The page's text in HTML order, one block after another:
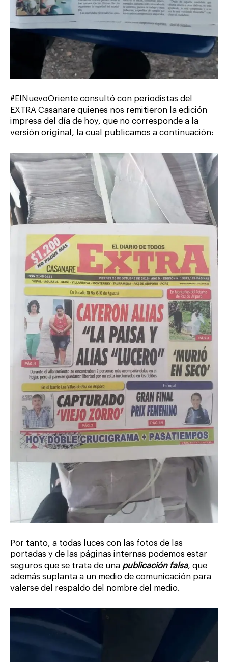
#ElNuevoOriente consultó con periodistas del
EXTRA Casanare quienes nos remitieron la edición
impresa del día de hoy, que no corresponde a la
versión original, la cual publicamos a continuación:
Por tanto, a todas luces con las fotos de las
portadas y de las páginas internas podemos estar
seguros que se trata de una publicación falsa, que
además suplanta a un medio de comunicación para
valerse del respaldo del nombre del medio.